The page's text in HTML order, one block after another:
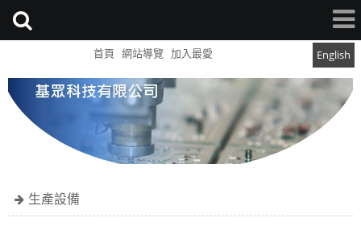
首頁 網站導覽 English
加入最愛
生產設備